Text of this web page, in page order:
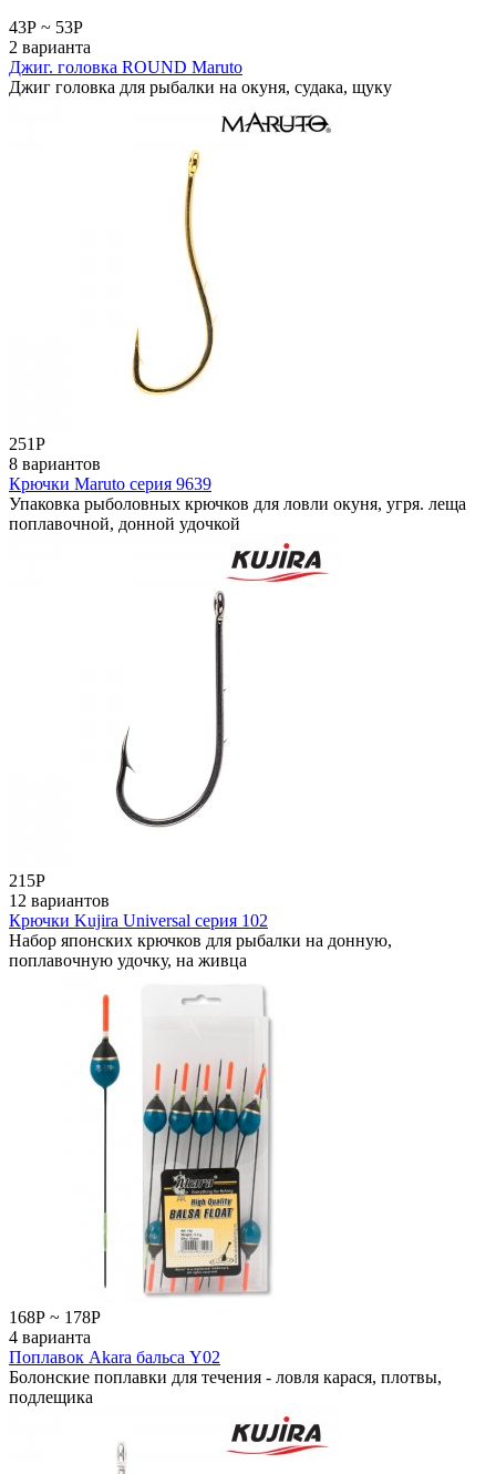
43Р ~ 53Р
2 варианта
Джиг. головка ROUND Maruto
Джиг головка для рыбалки на окуня, судака, щуку
251Р
8 вариантов
Крючки Maruto серия 9639
Упаковка рыболовных крючков для ловли окуня, угря. леща
поплавочной, донной удочкой
215Р
12 вариантов
Крючки Kujira Universal серия 102
Набор японских крючков для рыбалки на донную,
поплавочную удочку, на живца
168Р ~ 178Р
4 варианта
Поплавок Akara бальса Y02
Болонские поплавки для течения - ловля карася, плотвы,
подлещика